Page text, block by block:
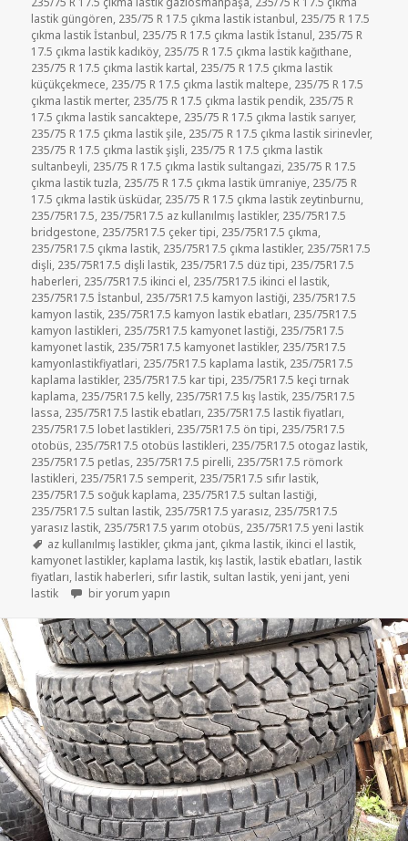
lastik güngören, 235/75 R 17.5 çıkma lastik istanbul, 235/75 R 17.5
çıkma lastik İstanbul, 235/75 R 17.5 çıkma lastik İstanul, 235/75 R
17.5 çıkma lastik kadıköy, 235/75 R 17.5 çıkma lastik kağıthane,
235/75 R 17.5 çıkma lastik kartal, 235/75 R 17.5 çıkma lastik
küçükçekmece, 235/75 R 17.5 çıkma lastik maltepe, 235/75 R 17.5
çıkma lastik merter, 235/75 R 17.5 çıkma lastik pendik, 235/75 R
17.5 çıkma lastik sancaktepe, 235/75 R 17.5 çıkma lastik sarıyer,
235/75 R 17.5 çıkma lastik şile, 235/75 R 17.5 çıkma lastik sirinevler,
235/75 R 17.5 çıkma lastik şişli, 235/75 R 17.5 çıkma lastik
sultanbeyli, 235/75 R 17.5 çıkma lastik sultangazi, 235/75 R 17.5
çıkma lastik tuzla, 235/75 R 17.5 çıkma lastik ümraniye, 235/75 R
17.5 çıkma lastik üsküdar, 235/75 R 17.5 çıkma lastik zeytinburnu,
235/75R17.5, 235/75R17.5 az kullanılmış lastikler, 235/75R17.5
bridgestone, 235/75R17.5 çeker tipi, 235/75R17.5 çıkma,
235/75R17.5 çıkma lastik, 235/75R17.5 çıkma lastikler, 235/75R17.5
dişli, 235/75R17.5 dişli lastik, 235/75R17.5 düz tipi, 235/75R17.5
haberleri, 235/75R17.5 ikinci el, 235/75R17.5 ikinci el lastik,
235/75R17.5 İstanbul, 235/75R17.5 kamyon lastiği, 235/75R17.5
kamyon lastik, 235/75R17.5 kamyon lastik ebatları, 235/75R17.5
kamyon lastikleri, 235/75R17.5 kamyonet lastiği, 235/75R17.5
kamyonet lastik, 235/75R17.5 kamyonet lastikler, 235/75R17.5
kamyonlastikfiyatlari, 235/75R17.5 kaplama lastik, 235/75R17.5
kaplama lastikler, 235/75R17.5 kar tipi, 235/75R17.5 keçi tırnak
kaplama, 235/75R17.5 kelly, 235/75R17.5 kış lastik, 235/75R17.5
lassa, 235/75R17.5 lastik ebatları, 235/75R17.5 lastik fiyatları,
235/75R17.5 lobet lastikleri, 235/75R17.5 ön tipi, 235/75R17.5
otobüs, 235/75R17.5 otobüs lastikleri, 235/75R17.5 otogaz lastik,
235/75R17.5 petlas, 235/75R17.5 pirelli, 235/75R17.5 römork
lastikleri, 235/75R17.5 semperit, 235/75R17.5 sıfır lastik,
235/75R17.5 soğuk kaplama, 235/75R17.5 sultan lastiği,
235/75R17.5 sultan lastik, 235/75R17.5 yarasız, 235/75R17.5
yarasız lastik, 235/75R17.5 yarım otobüs, 235/75R17.5 yeni lastik
Etiketler
az kullanılmış lastikler, çıkma jant, çıkma lastik, ikinci el lastik,
kamyonet lastikler, kaplama lastik, kış lastik, lastik ebatları, lastik
fiyatları, lastik haberleri, sıfır lastik, sultan lastik,yeni jant,yeni
lastik
235 75 R17.5 LOBET RÖMORK KAMYONET LASTİKLER için
bir yorum yapın